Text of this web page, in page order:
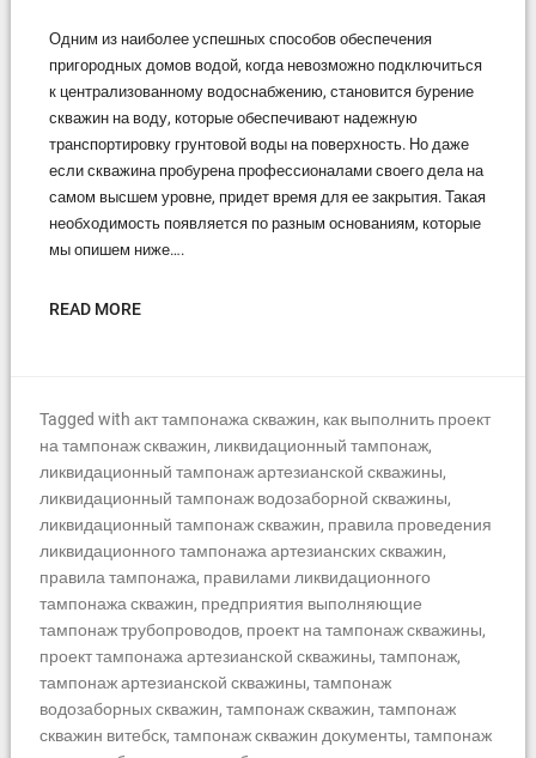
Одним из наиболее успешных способов обеспечения
пригородных домов водой, когда невозможно подключиться
к централизованному водоснабжению, становится бурение
скважин на воду, которые обеспечивают надежную
транспортировку грунтовой воды на поверхность. Но даже
если скважина пробурена профессионалами своего дела на
самом высшем уровне, придет время для ее закрытия. Такая
необходимость появляется по разным основаниям, которые
мы опишем ниже….
READ MORE
Tagged with акт тампонажа скважин, как выполнить проект
на тампонаж скважин, ликвидационный тампонаж,
ликвидационный тампонаж артезианской скважины,
ликвидационный тампонаж водозаборной скважины,
ликвидационный тампонаж скважин, правила проведения
ликвидационного тампонажа артезианских скважин,
правила тампонажа, правилами ликвидационного
тампонажа скважин, предприятия выполняющие
тампонаж трубопроводов, проект на тампонаж скважины,
проект тампонажа артезианской скважины, тампонаж,
тампонаж артезианской скважины, тампонаж
водозаборных скважин, тампонаж скважин, тампонаж
скважин витебск, тампонаж скважин документы, тампонаж